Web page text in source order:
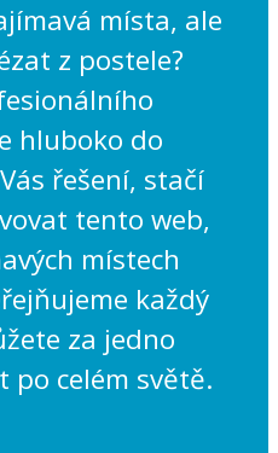
místa, ale
z postele?
hluboko do
řešení, stačí
tento web,
místech
každý
za jedno
po celém světě.